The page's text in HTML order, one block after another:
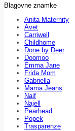
Blagovne znamke
Anita Maternity
Avet
Carriwell
Childhome
Done by Deer
Doomoo
Emma Jane
Frida Mom
Gabriella
Mama Jeans
Naif
Najell
Pearhead
Popek
Trasparenze